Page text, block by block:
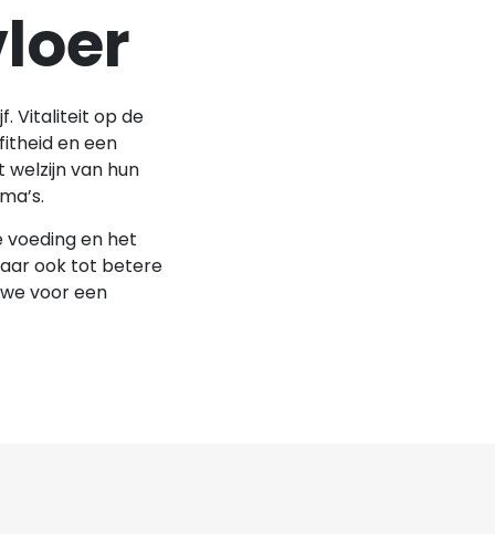
Vitaliteit op de
en een
welzijn van hun
voeding en het
ook tot betere
voor een